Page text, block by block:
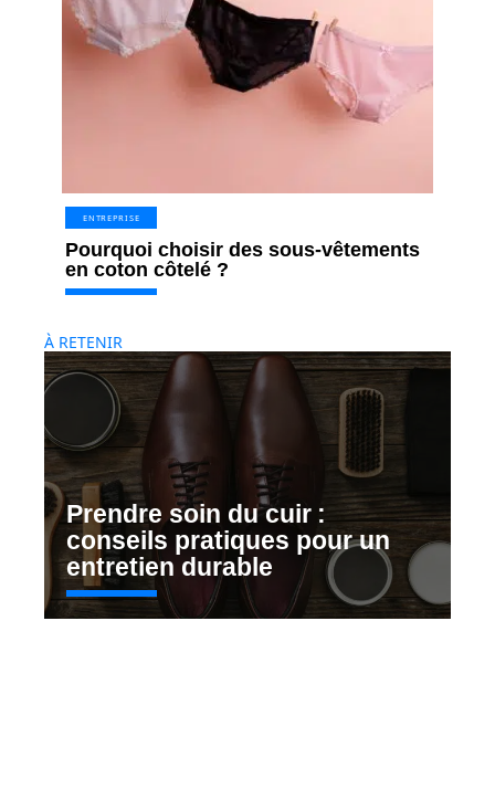
ENTREPRISE
Pourquoi choisir des sous-vêtements
en coton côtelé ?
À RETENIR
Prendre soin du cuir :
conseils pratiques pour un
entretien durable